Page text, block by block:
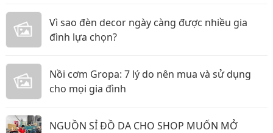
Vì sao đèn decor ngày càng được nhiều gia
đình lựa chọn?
Nồi cơm Gropa: 7 lý do nên mua và sử dụng
cho mọi gia đình
NGUỒN SỈ ĐỒ DA CHO SHOP MUỐN MỞ